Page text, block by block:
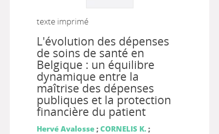
texte imprimé
L'évolution des dépenses
de soins de santé en
Belgique : un équilibre
dynamique entre la
maîtrise des dépenses
publiques et la protection
financière du patient
Hervé Avalosse; CORNELIS K.;